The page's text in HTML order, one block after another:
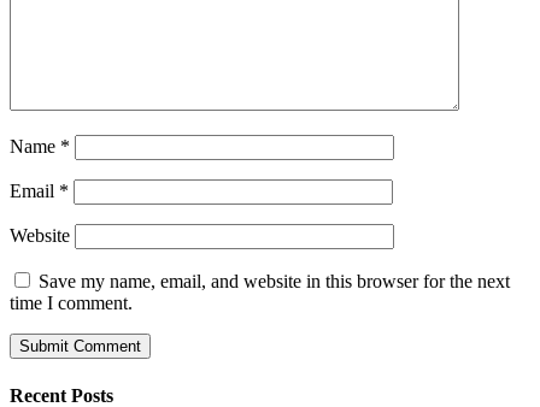
Name *
Email *
Website
Save my name, email, and website in this browser for the next
time I comment.
Recent Posts